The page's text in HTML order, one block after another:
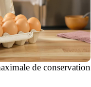
de conservation